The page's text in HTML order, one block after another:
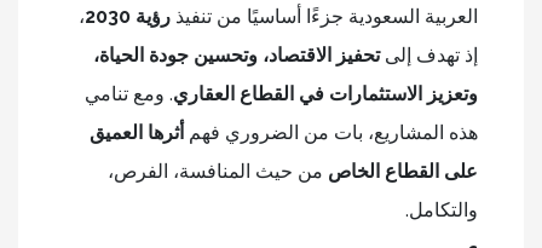
العربية السعودية جزءًا أساسيًا من تنفيذ رؤية 2030
،
إذ تهدف إلىتحفيز الاقتصاد، وتحسين جودة الحياة،
وتعزيز الاستثمارات في القطاع العقاري. ومع تنامي
هذه المشاريع، بات من الضروري فهم أثرها العميق
على القطاع الخاص من حيث المنافسة، الفرص،
والتكامل.